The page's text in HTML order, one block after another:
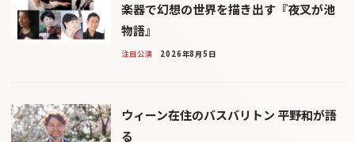
楽器で幻想の世界を描き出す『夜叉が池
物語』
注目公演 2026年8月5日
ウィーン在住のバスバリトン 平野和が語
る